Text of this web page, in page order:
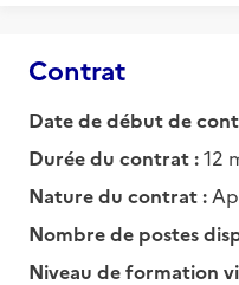
Contrat
Date de début de
Durée du contrat :12
Nature du contrat :
Nombre de postes
Niveau de formation